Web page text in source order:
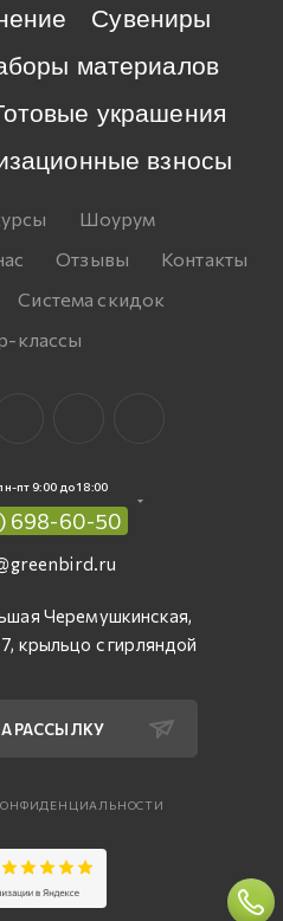
Сувениры
материалов
украшения
взносы
Шоурум
Отзывы
Контакты
Система скидок
классы
пт 9:00 до 18:00
698-60-50
Черемушкинская,
крыльцо с гирляндой
РАССЫЛКУ